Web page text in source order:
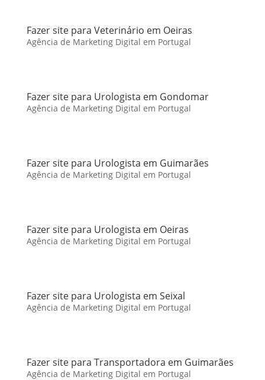
Fazer site para Veterinário em Oeiras
Agência de Marketing Digital em Portugal
Fazer site para Urologista em Gondomar
Agência de Marketing Digital em Portugal
Fazer site para Urologista em Guimarães
Agência de Marketing Digital em Portugal
Fazer site para Urologista em Oeiras
Agência de Marketing Digital em Portugal
Fazer site para Urologista em Seixal
Agência de Marketing Digital em Portugal
Fazer site para Transportadora em Guimarães
Agência de Marketing Digital em Portugal